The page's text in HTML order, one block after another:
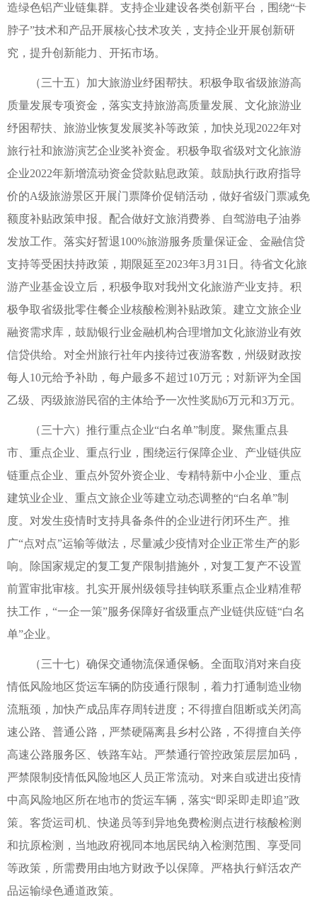
造绿色铝产业链集群。支持企业建设各类创新平台，围绕“卡
脖子”技术和产品开展核心技术攻关，支持企业开展创新研
究，提升创新能力、开拓市场。
（三十五）加大旅游业纾困帮扶。积极争取省级旅游高
质量发展专项资金，落实支持旅游高质量发展、文化旅游业
纾困帮扶、旅游业恢复发展奖补等政策，加快兑现2022年对
旅行社和旅游演艺企业奖补资金。积极争取省级对文化旅游
企业2022年新增流动资金贷款贴息政策。鼓励执行政府指导
价的A级旅游景区开展门票降价促销活动，做好省级门票减免
额度补贴政策申报。配合做好文旅消费券、自驾游电子油券
发放工作。落实好暂退100%旅游服务质量保证金、金融信贷
支持等受困扶持政策，期限延至2023年3月31日。待省文化旅
游产业基金设立后，积极争取对我州文化旅游产业支持。积
极争取省级批零住餐企业核酸检测补贴政策。建立文旅企业
融资需求库，鼓励银行业金融机构合理增加文化旅游业有效
信贷供给。对全州旅行社年内接待过夜游客数，州级财政按
每人10元给予补助，每户最多不超过10万元；对新评为全国
乙级、丙级旅游民宿的主体给予一次性奖励6万元和3万元。
（三十六）推行重点企业“白名单”制度。聚焦重点县
市、重点企业、重点行业，围绕运行保障企业、产业链供应
链重点企业、重点外贸外资企业、专精特新中小企业、重点
建筑业企业、重点文旅企业等建立动态调整的“白名单”制
度。对发生疫情时支持具备条件的企业进行闭环生产。推
广“点对点”运输等做法，尽量减少疫情对企业正常生产的影
响。除国家规定的复工复产限制措施外，对复工复产不设置
前置审批审核。扎实开展州级领导挂钩联系重点企业精准帮
扶工作，“一企一策”服务保障好省级重点产业链供应链“白名
单”企业。
（三十七）确保交通物流保通保畅。全面取消对来自疫
情低风险地区货运车辆的防疫通行限制，着力打通制造业物
流瓶颈，加快产成品库存周转进度；不得擅自阻断或关闭高
速公路、普通公路，严禁硬隔离县乡村公路，不得擅自关停
高速公路服务区、铁路车站。严禁通行管控政策层层加码，
严禁限制疫情低风险地区人员正常流动。对来自或进出疫情
中高风险地区所在地市的货运车辆，落实“即采即走即追”政
策。客货运司机、快递员等到异地免费检测点进行核酸检测
和抗原检测，当地政府视同本地居民纳入检测范围、享受同
等政策，所需费用由地方财政予以保障。严格执行鲜活农产
品运输绿色通道政策。